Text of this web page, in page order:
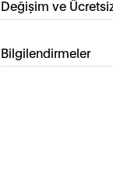
Değişim ve
Bilgilendirmeler